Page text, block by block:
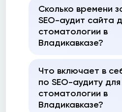
Сколько времени
SEO-аудит сайта
стоматологии в
Владикавказе?
Что включает в
по SEO-аудиту для
стоматологии в
Владикавказе?